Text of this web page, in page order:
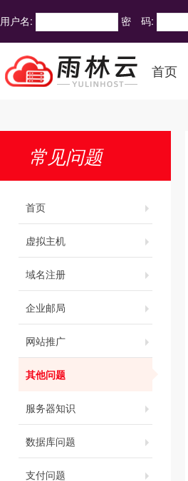
用户名: 密 码:
首页
常见问题
首页
虚拟主机
域名注册
企业邮局
网站推广
其他问题
服务器知识
数据库问题
支付问题